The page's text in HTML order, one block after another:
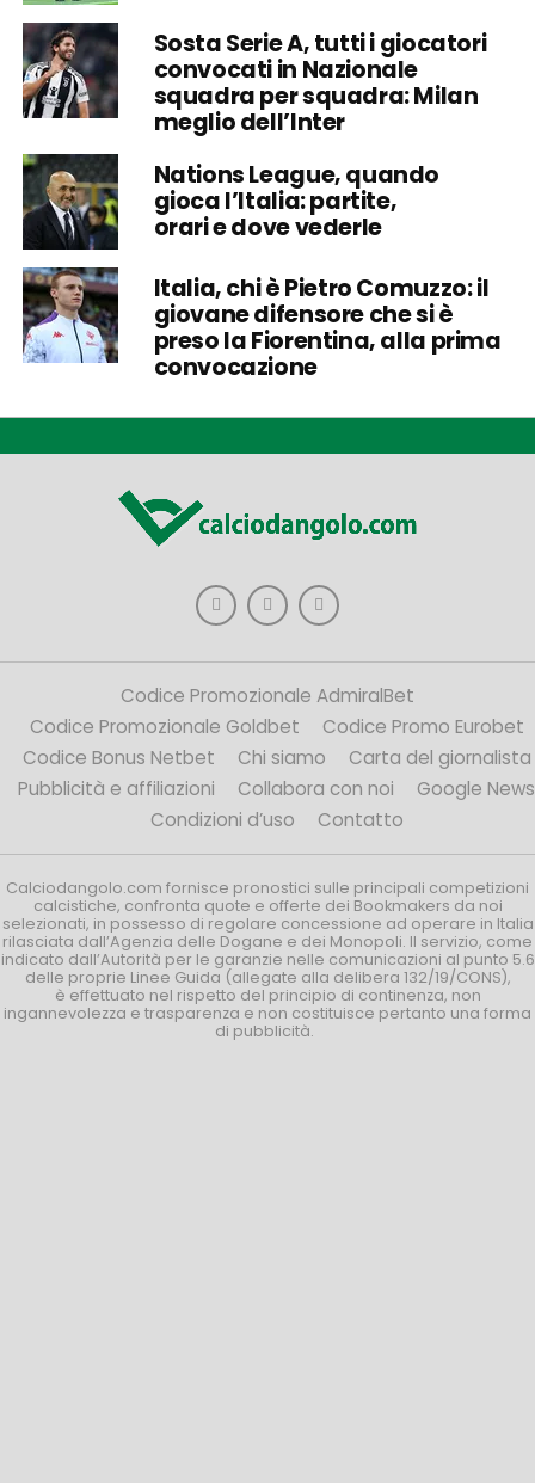
Sosta Serie A, tutti i giocatori
convocati in Nazionale
squadra per squadra: Milan
meglio dell’Inter
Nations League, quando
gioca l’Italia: partite,
orari e dove vederle
Italia, chi è Pietro Comuzzo: il
giovane difensore che si è
preso la Fiorentina, alla prima
convocazione
Codice Promozionale AdmiralBet
Codice Promozionale Goldbet
Codice Promo Eurobet
Codice Bonus Netbet
Chi siamo
Carta del giornalista
Pubblicità e affiliazioni
Collabora con noi
Google News
Condizioni d’uso
Contatto
Calciodangolo.com fornisce pronostici sulle principali competizioni
calcistiche, confronta quote e offerte dei Bookmakers da noi
selezionati, in possesso di regolare concessione ad operare in Italia
rilasciata dall’Agenzia delle Dogane e dei Monopoli. Il servizio, come
indicato dall’Autorità per le garanzie nelle comunicazioni al punto 5.6
delle proprie Linee Guida (allegate alla delibera 132/19/CONS),
è effettuato nel rispetto del principio di continenza, non
ingannevolezza e trasparenza e non costituisce pertanto una forma
di pubblicità.